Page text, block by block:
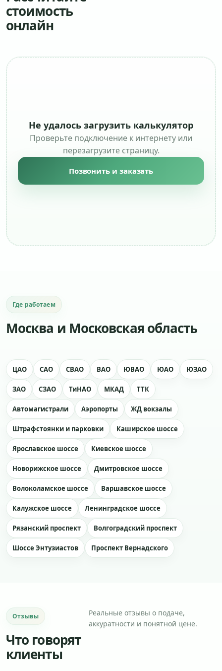
стоимость
онлайн
Не удалось загрузить калькулятор
Проверьте подключение к интернету или
перезагрузите страницу.
Позвонить и заказать
Где работаем
Москва и Московская область
ЦАО САО СВАО ВАО ЮВАО ЮАО ЮЗАО
ЗАО СЗАО ТиНАО МКАД ТТК
Автомагистрали Аэропорты ЖД вокзалы
Штрафстоянки и парковки Каширское шоссе
Ярославское шоссе Киевское шоссе
Новорижское шоссе Дмитровское шоссе
Волоколамское шоссе Варшавское шоссе
Калужское шоссе Ленинградское шоссе
Рязанский проспект Волгоградский проспект
Шоссе Энтузиастов Проспект Вернадского
Отзывы
Что говорят
клиенты
Реальные отзывы о подаче,
аккуратности и понятной цене.